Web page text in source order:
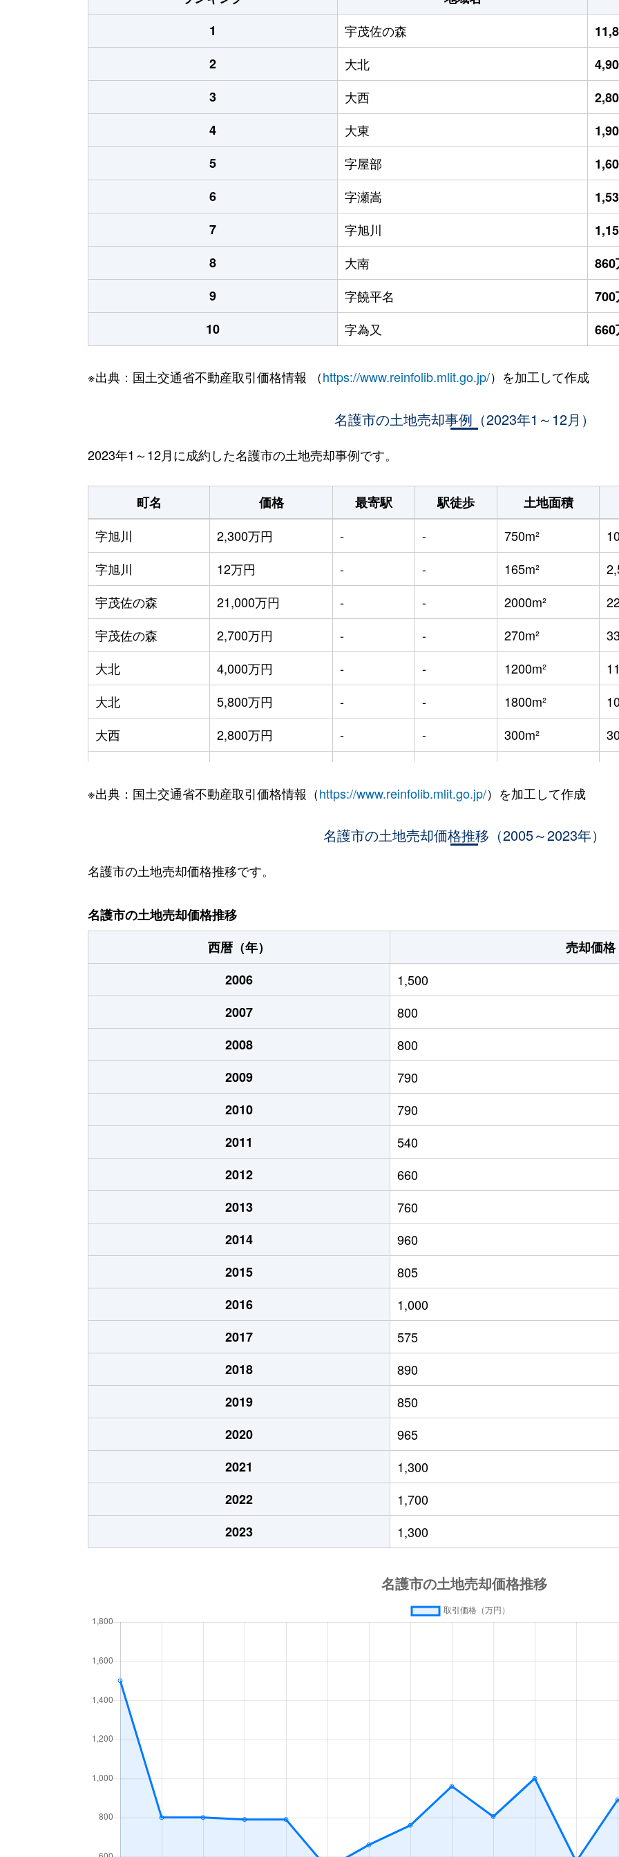
1
宇茂佐の森
2
大北
3
大西
4
大東
5
字屋部
6
字瀬嵩
7
字旭川
8
大南
860
9
字饒平名
700
10
字為又 660
※出典：国土交通省不動産取引価格情報 （https://www.reinfolib.mlit.go.jp/）を加工して作成
名護市の土地売却事例（2023年1～12月）
2023年1～12月に成約した名護市の土地売却事例です。
町名 価格 最寄駅 駅徒歩 土地面積
字旭川
2,300万円 - - 750m²
字旭川
12万円 - - 165m²
宇茂佐の森
21,000万円 - - 2000m²
宇茂佐の森
2,700万円 - - 270m²
大北
4,000万円 - - 1200m²
大北
5,800万円 - - 1800m²
大西
2,800万円 - - 300m²
大南
860万円 - - 165m²
- - 530m²
字久志
600万円
字瀬嵩
2,800万円 - - 2000m² 3
字為又
660万円 - - 550m² 4
字為又
460万円 - - 590m² 2
字為又
1,700万円 - - 580m² 9
字屋部
1,300万円 - - 560m² 7
字屋部
2,000万円 - - 530m²
字屋部
60万円 - - 220m²
1,200万円
1,900万円
490万円
260万円 -
700万円
※出典：国土交通省不動産取引価格情報（https://www.reinfolib.mlit.go.jp/）を加工して作成
名護市の土地売却価格推移（2005～2023年）
名護市の土地売却価格推移です。
名護市の土地売却価格推移
西暦（年）
売却価格
2006
1,500
2007
800
2008
800
2009
790
2010
790
2011
540
2012
660
2013
760
2014
960
2015
805
2016
1,000
2017
575
2018
890
2019
850
2020
965
2021
1,300
2022
1,700
2023
1,300